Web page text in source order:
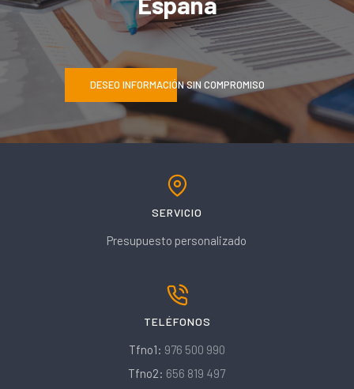
DESEO INFORMACIÓN SIN COMPROMISO
SERVICIO
Presupuesto personalizado
TELÉFONOS
Tfno1: 976 500 990
Tfno2: 656 819 497